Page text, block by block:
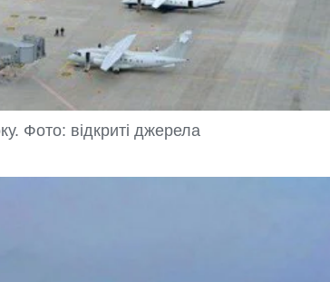
Фото: відкриті джерела